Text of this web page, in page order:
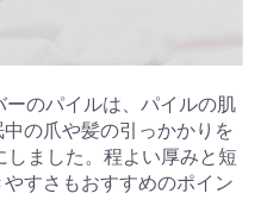
のパイルは、パイルの肌
の爪や髪の引っかかりを
ました。程よい厚みと短
すさもおすすめのポイン